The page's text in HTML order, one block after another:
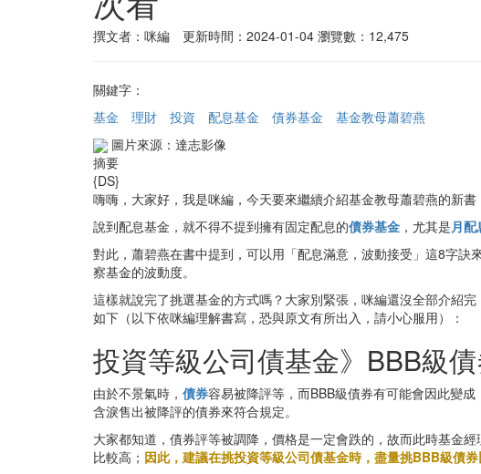
撰文者：咪編 更新時間：2024-01-04 瀏覽數：12,475
關鍵字：
基金
理財 投資 配息基金 債券基金
基金教母蕭碧燕
圖片來源：達志影像
摘要
{DS}
嗨嗨，大家好，我是咪編，今天要來繼續介紹基金教母蕭碧燕的新書
說到配息基金，就不得不提到擁有固定配息的債券基金 ，尤其是月配
對此，蕭碧燕在書中提到，可以用「配息滿意，波動接受」這8字訣
察基金的波動度。
這樣就說完了挑選基金的方式嗎？大家別緊張，咪編還沒全部介紹
如下（以下依咪編理解書寫，恐與原文有所出入，請小心服用）：
投資等級公司債基金》BBB級
由於不景氣時， 債券容易被降評等，而BBB級債券有可能會因此變
含淚售出被降評的債券來符合規定。
大家都知道，債券評等被調降，價格是一定會跌的，故而此時基金
比較高； 因此，建議在挑投資等級公司債基金時，盡量挑BBB級債券